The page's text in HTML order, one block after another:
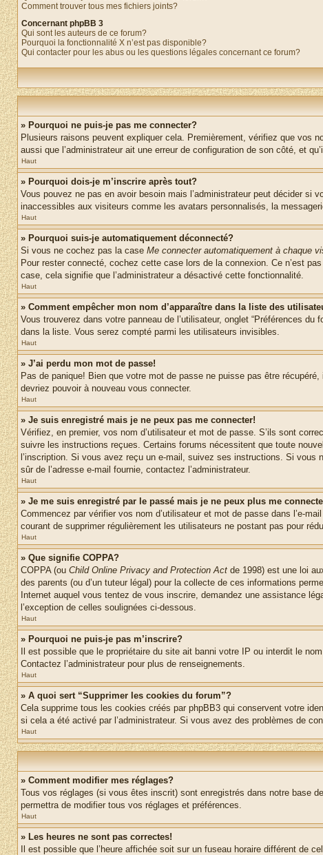
Comment trouver tous mes fichiers joints?
Concernant phpBB 3
Qui sont les auteurs de ce forum?
Pourquoi la fonctionnalité X n’est pas disponible?
Qui contacter pour les abus ou les questions légales concernant ce forum?
» Pourquoi ne puis-je pas me connecter?
Plusieurs raisons peuvent expliquer cela. Premièrement, vérifiez que vos
aussi que l’administrateur ait une erreur de configuration de son côté, et
Haut
» Pourquoi dois-je m’inscrire après tout?
Vous pouvez ne pas en avoir besoin mais l’administrateur peut décider si
inaccessibles aux visiteurs comme les avatars personnalisés, la
Haut
» Pourquoi suis-je automatiquement déconnecté?
Si vous ne cochez pas la case Me connecter automatiquement à chaque
Pour rester connecté, cochez cette case lors de la connexion. Ce n’est
case, cela signifie que l’administrateur a désactivé cette fonctionnalité.
Haut
» Comment empêcher mon nom d’apparaître dans la liste des
Vous trouverez dans votre panneau de l’utilisateur, onglet “Préférences du
dans la liste. Vous serez compté parmi les utilisateurs invisibles.
Haut
» J’ai perdu mon mot de passe!
Pas de panique! Bien que votre mot de passe ne puisse pas être
devriez pouvoir à nouveau vous connecter.
Haut
» Je suis enregistré mais je ne peux pas me connecter!
Vérifiez, en premier, vos nom d’utilisateur et mot de passe. S’ils sont
suivre les instructions reçues. Certains forums nécessitent que toute
l’inscription. Si vous avez reçu un e-mail, suivez ses instructions. Si vous
sûr de l’adresse e-mail fournie, contactez l’administrateur.
Haut
» Je me suis enregistré par le passé mais je ne peux plus me
Commencez par vérifier vos nom d’utilisateur et mot de passe dans l’e-
courant de supprimer régulièrement les utilisateurs ne postant pas pour
Haut
» Que signifie COPPA?
COPPA (ou Child Online Privacy and Protection Act de 1998) est une loi
des parents (ou d’un tuteur légal) pour la collecte de ces informations
Internet auquel vous tentez de vous inscrire, demandez une assistance
l’exception de celles soulignées ci-dessous.
Haut
» Pourquoi ne puis-je pas m’inscrire?
Il est possible que le propriétaire du site ait banni votre IP ou interdit le
Contactez l’administrateur pour plus de renseignements.
Haut
» A quoi sert “Supprimer les cookies du forum”?
Cela supprime tous les cookies créés par phpBB3 qui conservent votre
si cela a été activé par l’administrateur. Si vous avez des problèmes de
Haut
» Comment modifier mes réglages?
Tous vos réglages (si vous êtes inscrit) sont enregistrés dans notre base
permettra de modifier tous vos réglages et préférences.
Haut
» Les heures ne sont pas correctes!
Il est possible que l’heure affichée soit sur un fuseau horaire différent de